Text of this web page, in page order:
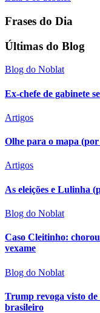
Frases do Dia
Últimas do Blog
Blog do Noblat
Ex-chefe de gabinete
Artigos
Olhe para o mapa
Artigos
As eleições e Lulinha
Blog do Noblat
Caso Cleitinho:
vexame
Blog do Noblat
Trump revoga visto
brasileiro